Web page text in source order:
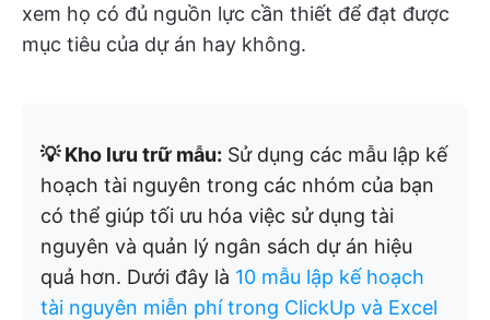
xem họ có đủ nguồn lực cần thiết để đạt được
mục tiêu của dự án hay không.
💡 Kho lưu trữ mẫu: Sử dụng các mẫu lập kế
hoạch tài nguyên trong các nhóm của bạn
có thể giúp tối ưu hóa việc sử dụng tài
nguyên và quản lý ngân sách dự án hiệu
quả hơn. Dưới đây là 10 mẫu lập kế hoạch
tài nguyên miễn phí trong ClickUp và Excel